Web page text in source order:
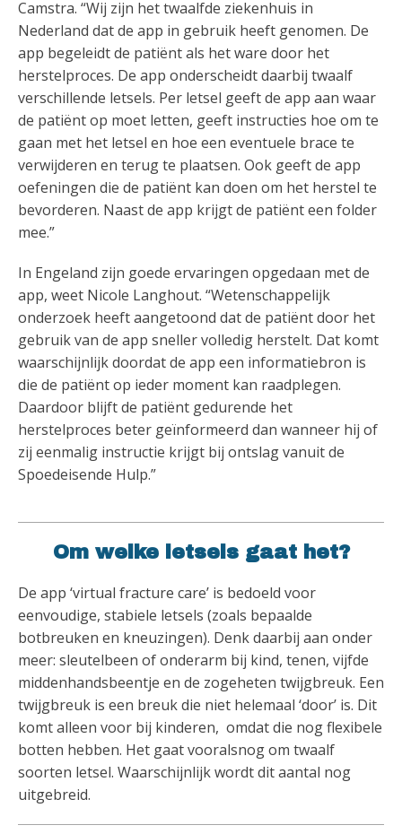
Camstra. “Wij zijn het twaalfde ziekenhuis in
Nederland dat de app in gebruik heeft genomen. De
app begeleidt de patiënt als het ware door het
herstelproces. De app onderscheidt daarbij twaalf
verschillende letsels. Per letsel geeft de app aan waar
de patiënt op moet letten, geeft instructies hoe om te
gaan met het letsel en hoe een eventuele brace te
verwijderen en terug te plaatsen. Ook geeft de app
oefeningen die de patiënt kan doen om het herstel te
bevorderen. Naast de app krijgt de patiënt een folder
mee.”
In Engeland zijn goede ervaringen opgedaan met de
app, weet Nicole Langhout. “Wetenschappelijk
onderzoek heeft aangetoond dat de patiënt door het
gebruik van de app sneller volledig herstelt. Dat komt
waarschijnlijk doordat de app een informatiebron is
die de patiënt op ieder moment kan raadplegen.
Daardoor blijft de patiënt gedurende het
herstelproces beter geïnformeerd dan wanneer hij of
zij eenmalig instructie krijgt bij ontslag vanuit de
Spoedeisende Hulp.”
Om welke letsels gaat het?
De app ‘virtual fracture care’ is bedoeld voor
eenvoudige, stabiele letsels (zoals bepaalde
botbreuken en kneuzingen). Denk daarbij aan onder
meer: sleutelbeen of onderarm bij kind, tenen, vijfde
middenhandsbeentje en de zogeheten twijgbreuk. Een
twijgbreuk is een breuk die niet helemaal ‘door’ is. Dit
komt alleen voor bij kinderen, omdat die nog flexibele
botten hebben. Het gaat vooralsnog om twaalf
soorten letsel. Waarschijnlijk wordt dit aantal nog
uitgebreid.